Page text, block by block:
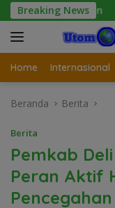
Langsung
ke
konten
Breaking News
2 Minggu
Home Internasional
Beranda Berita
Berita
Pemkab
Peran Aktif